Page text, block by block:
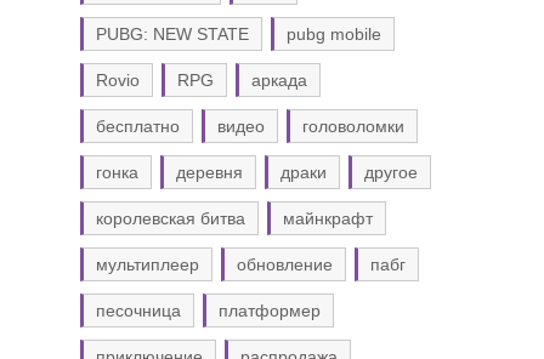
PUBG: NEW STATE pubg mobile
Rovio RPG аркада
бесплатно видео головоломки
гонка деревня драки другое
королевская битва майнкрафт
мультиплеер обновление пабг
песочница платформер